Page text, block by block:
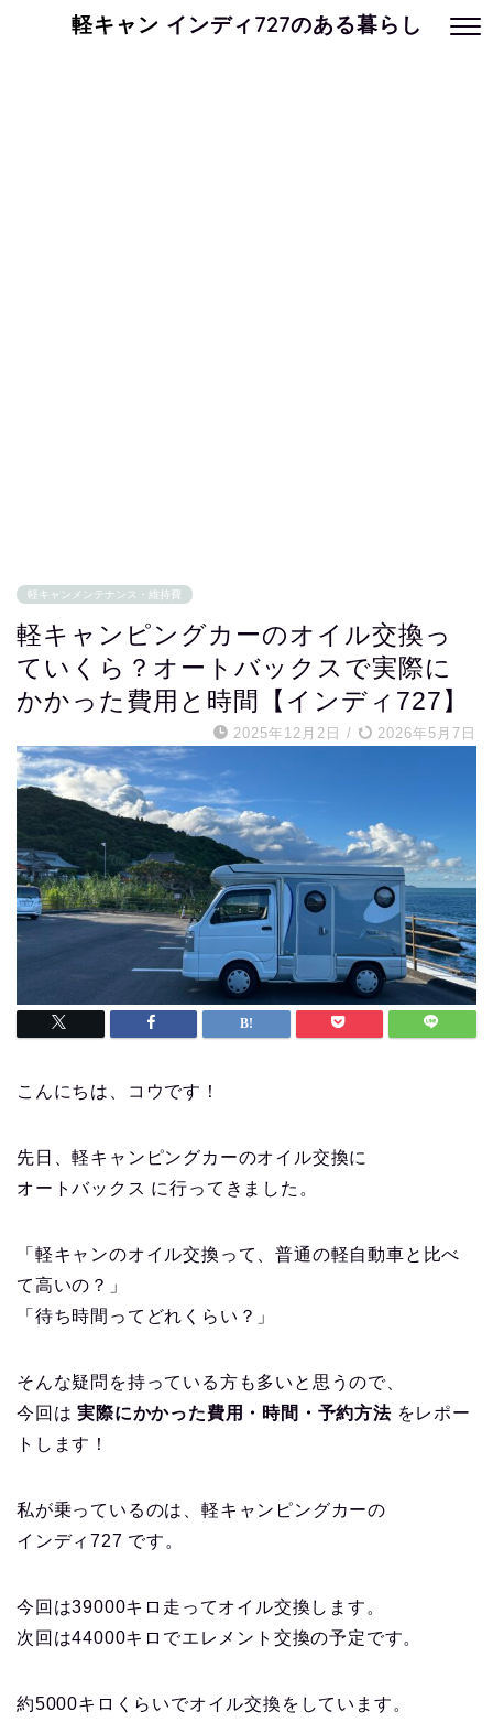
軽キャン インディ727のある暮らし
軽キャンメンテナンス・維持費
軽キャンピングカーのオイル交換っ
ていくら？オートバックスで実際に
かかった費用と時間【インディ727】
2025年12月2日 / 2026年5月7日
こんにちは、コウです！
先日、軽キャンピングカーのオイル交換に
オートバックス に行ってきました。
「軽キャンのオイル交換って、普通の軽自動車と比べ
て高いの？」
「待ち時間ってどれくらい？」
そんな疑問を持っている方も多いと思うので、
今回は実際にかかった費用・時間・予約方法をレポー
トします！
私が乗っているのは、軽キャンピングカーの
インディ727 です。
今回は39000キロ走ってオイル交換します。
次回は44000キロでエレメント交換の予定です。
約5000キロくらいでオイル交換をしています。